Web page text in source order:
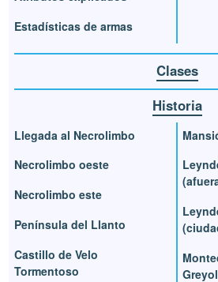
Estadísticas de armas
Clases
Historia
Llegada al Necrolimbo
Necrolimbo oeste
Necrolimbo este
Península del Llanto
Castillo de Velo
Tormentoso